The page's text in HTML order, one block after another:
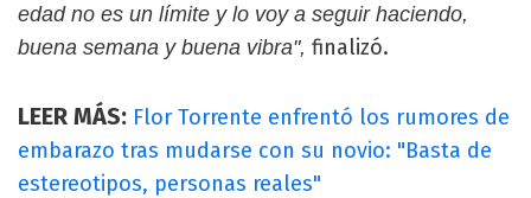
edad no es un límite y lo voy a seguir haciendo,
buena semana y buena vibra", finalizó.
LEER MÁS: Flor Torrente enfrentó los rumores de
embarazo tras mudarse con su novio: "Basta de
estereotipos, personas reales"